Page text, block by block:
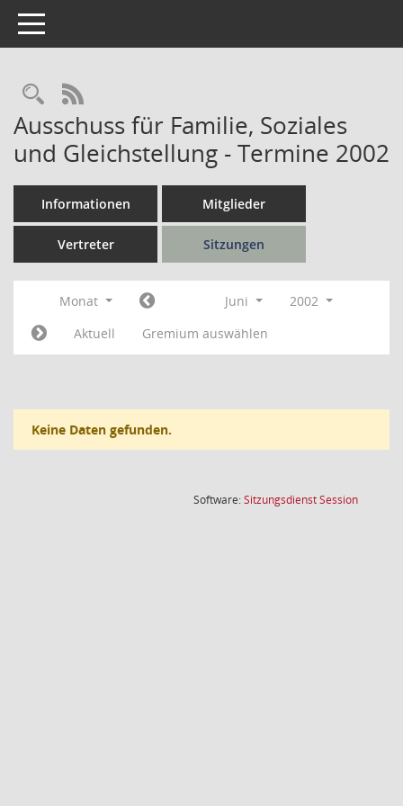
Toggle navigation
Rechercheauswahl
RSS-Feed
Ausschuss für Familie, Soziales
und Gleichstellung - Termine 2002
Informationen Mitglieder
Vertreter Sitzungen
Monat Juni
2002
Aktuell
Gremium auswählen
Keine Daten gefunden.
Software:SitzungsdienstSession(Wird in